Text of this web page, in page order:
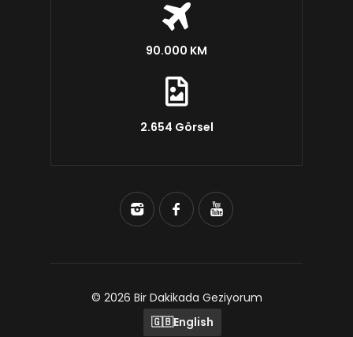
90.000 KM
2.654 Görsel
© 2026 Bir Dakikada Geziyorum
🇬🇧English